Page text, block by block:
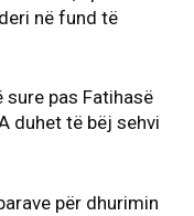
në fund të
sure pas Fatihasë
duhet të bëj sehvi
për dhurimin